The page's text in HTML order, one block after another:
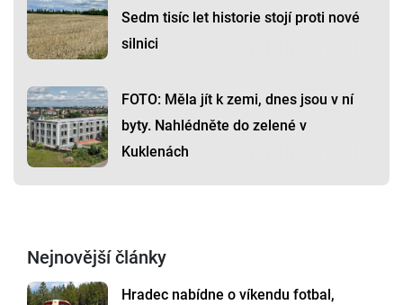
Sedm tisíc let historie stojí proti nové
silnici
FOTO: Měla jít k zemi, dnes jsou v ní
byty. Nahlédněte do zelené v
Kuklenách
Nejnovější články
Hradec nabídne o víkendu fotbal,